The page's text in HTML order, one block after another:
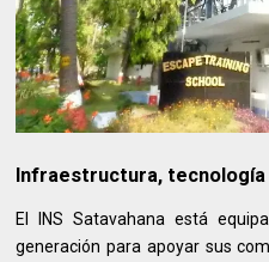
Infraestructura,
El INS Satavahana está
generación para apoyar sus